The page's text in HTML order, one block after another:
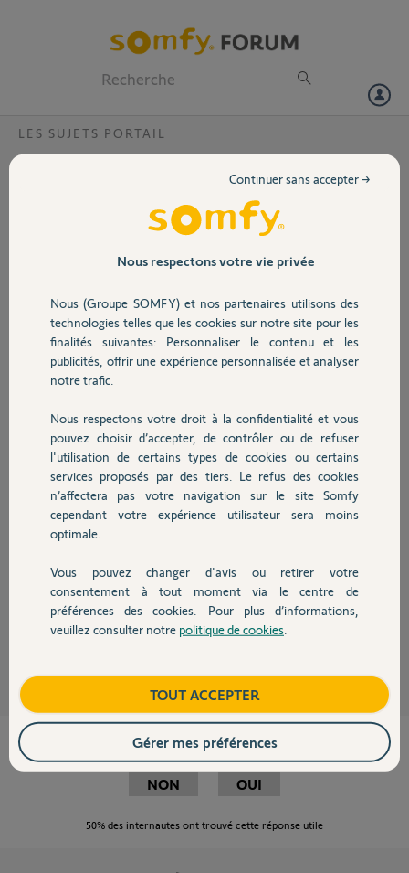
Volet
Sécurité
Domotique
Chauffage
Autres produits
Devis avec un pro
Contact
LES SUJETS PORTAIL
Défaut fermeture Exavia 500 ?
Quand je ferme le portail, lorsque le second vantail arrive à 50 ou 60
cm, il bloque et le portail se rouvre entièrement...pas à chaque fois,
mais de plus en plus souvent !
Le moteur est neuf et posé en juin 2016... Au début, tout allait bien !!!
Michel
Participer au fil de discussion
Bonjour,
Un Yellow's va vous répondre et prendre en charge votre SAV.
Cette motorisation n'est pas plus sujette à dysfonctionnements que
cela....
défaut récurrent, mais sur des milliers de vendus, le ratio est loin d'être
Soyez sans crainte, si défaut il y a, Somfy saura y remédier.
Cette réponse vous a-t-elle aidé ?
NON OUI
50% des internautes ont trouvé cette réponse utile
Nous respectons votre vie privée
Nous (Groupe SOMFY) et nos partenaires utilisons des
technologies telles que les cookies sur notre site pour les
finalités suivantes: Personnaliser le contenu et les
publicités, offrir une expérience personnalisée et analyser
notre trafic.
Nous respectons votre droit à la confidentialité et vous
pouvez choisir d’accepter, de contrôler ou de refuser
l'utilisation de certains types de cookies ou certains
services proposés par des tiers. Le refus des cookies
n’affectera pas votre navigation sur le site Somfy
cependant votre expérience utilisateur sera moins
optimale.
Vous pouvez changer d'avis ou retirer votre
consentement à tout moment via le centre de
préférences des cookies. Pour plus d’informations,
veuillez consulter notre politique de cookies
Continuer sans accepter →
TOUT ACCEPTER
Gérer mes préférences